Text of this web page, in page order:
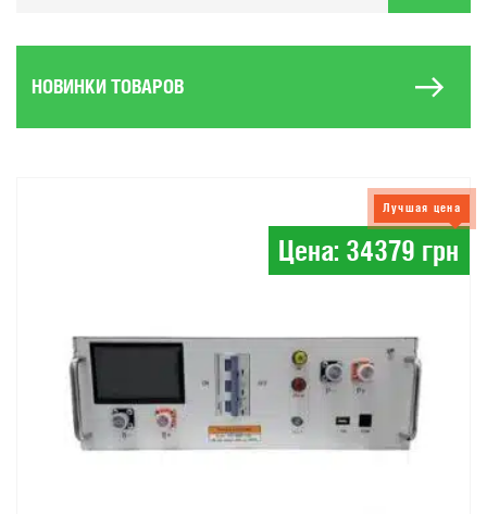
НОВИНКИ ТОВАРОВ
Цена: 34379 грн
Лучшая цена